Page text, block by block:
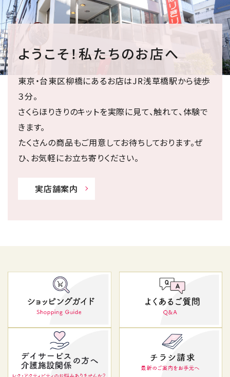
ようこそ！私たちのお店へ
東京・台東区柳橋にあるお店はJR浅草橋駅から徒歩
３分。
さくらほりきりのキットを実際に見て、触れて、体験で
きます。
たくさんの商品もご用意してお待ちしております。ぜ
ひ、お気軽にお立ち寄りください。
実店舗案内